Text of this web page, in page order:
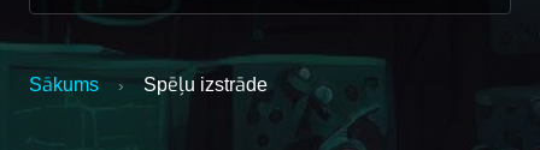
Sākums › Spēļu izstrāde